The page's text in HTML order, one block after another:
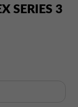
SERIES 3